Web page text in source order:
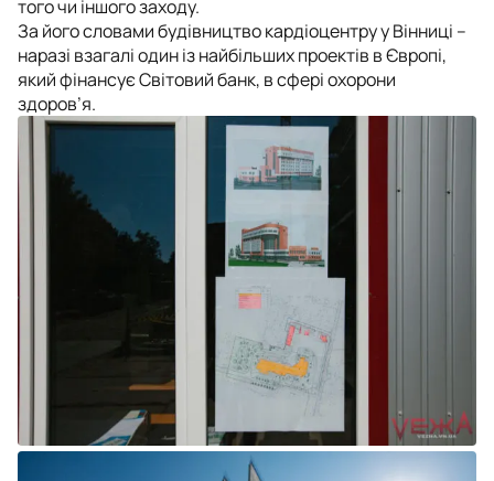
того чи іншого заходу.
За його словами будівництво кардіоцентру у Вінниці –
наразі взагалі один із найбільших проектів в Європі,
який фінансує Світовий банк, в сфері охорони
здоров’я.